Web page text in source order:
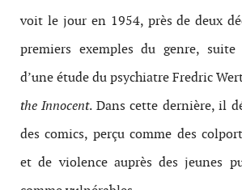
voit le jour en 1954, près de deux
pre­miers exem­ples du genre,
d’une étude du psy­chi­a­tre Fredric
the Inno­cent. Dans cette dernière, il
des comics, perçu comme des
et de vio­lence auprès des jeunes